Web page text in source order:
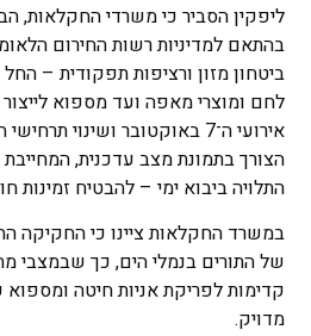
ליפקין הסביר כי משרדי החקלאות,
בהתאם למדיניות רשות החירום
ביטחון מזון ורציפות תפקודית –
לחם ומוצרי מאפה ועד מספוא
אירועי ה־7 באוקטובר ושינוי
הצורך בתמונת מצב עדכנית,
התלויה ביבוא ימי – להבטיח זמינות
במשרד החקלאות ציינו כי החקיקה
של התורים בנמלי הים, כך שבמצבי
קדימות לפריקת אניות חיטה
מדויק.